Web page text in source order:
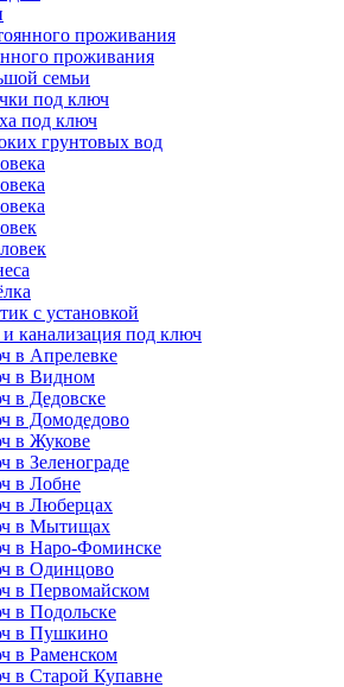
проживания
проживания
семьи
под ключ
под ключ
грунтовых вод
с установкой
канализация под ключ
в Апрелевке
в Видном
в Дедовске
в Домодедово
в Жукове
в Зеленограде
в Лобне
в Люберцах
в Мытищах
в Наро-Фоминске
в Одинцово
в Первомайском
в Подольске
в Пушкино
в Раменском
в Старой Купавне